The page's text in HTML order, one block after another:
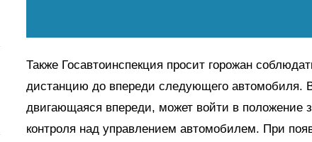
Также Госавтоинспекция просит горожан
дистанцию до впереди следующего автомобиля.
двигающаяся впереди, может войти в положение
контроля над управлением автомобилем. При